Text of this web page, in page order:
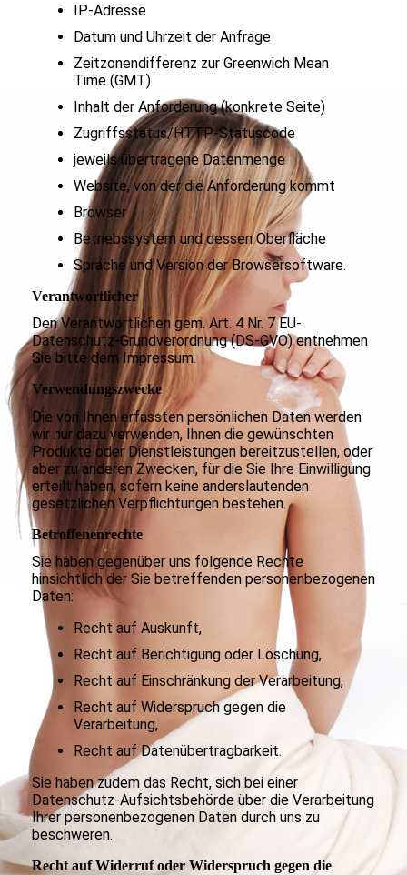
IP-Adresse
Datum und Uhrzeit der Anfrage
Zeitzonendifferenz zur Greenwich Mean
Time (GMT)
Inhalt der Anforderung (konkrete Seite)
Zugriffsstatus/HTTP-Statuscode
jeweils übertragene Datenmenge
Website, von der die Anforderung kommt
Browser
Betriebssystem und dessen Oberfläche
Sprache und Version der Browsersoftware.
Verantwortlicher
Den Verantwortlichen gem. Art. 4 Nr. 7 EU-
Datenschutz-Grundverordnung (DS-GVO) entnehmen
Sie bitte dem Impressum.
Verwendungszwecke
Die von Ihnen erfassten persönlichen Daten werden
wir nur dazu verwenden, Ihnen die gewünschten
Produkte oder Dienstleistungen bereitzustellen, oder
aber zu anderen Zwecken, für die Sie Ihre Einwilligung
erteilt haben, sofern keine anderslautenden
gesetzlichen Verpflichtungen bestehen.
Betroffenenrechte
Sie haben gegenüber uns folgende Rechte
hinsichtlich der Sie betreffenden personenbezogenen
Daten:
Recht auf Auskunft,
Recht auf Berichtigung oder Löschung,
Recht auf Einschränkung der Verarbeitung,
Recht auf Widerspruch gegen die
Verarbeitung,
Recht auf Datenübertragbarkeit.
Sie haben zudem das Recht, sich bei einer
Datenschutz-Aufsichtsbehörde über die Verarbeitung
Ihrer personenbezogenen Daten durch uns zu
beschweren.
Recht auf Widerruf oder Widerspruch gegen die